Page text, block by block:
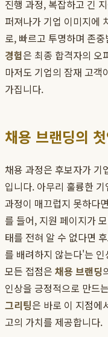
진행 과정, 복잡하고 긴
퍼져나가 기업 이미지에
로, 빠르고 투명하며 존
경험은 최종 합격자의 오
마저도 기업의 잠재 고객
가집니다.
채용 브랜딩의
채용 과정은 후보자가 기
입니다. 아무리 훌륭한
과정이 매끄럽지 못하다
를 들어, 지원 페이지가
태를 전혀 알 수 없다면
를 배려하지 않는다'는
모든 접점은 채용 브랜딩
인상을 긍정적으로 만드
그리팅은 바로 이 지점에
고의 가치를 제공합니다.